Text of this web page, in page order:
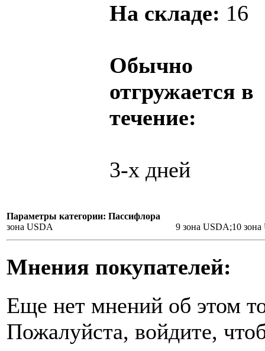
На складе: 16
Обычно
отгружается в
течение:
3-х дней
Параметры категории: Пассифлора
зона USDA
9 зона USDA;10
Мнения покупателей:
Еще нет мнений об этом
Пожалуйста, войдите,